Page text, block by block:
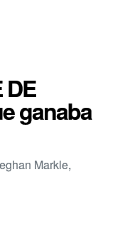
ganaba
Markle,